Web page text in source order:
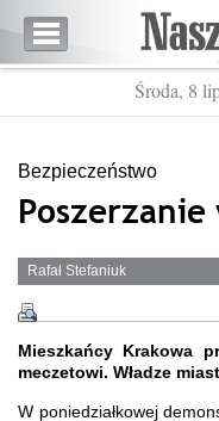
Środa, 8
Bezpieczeństwo
Poszerzanie
Rafał Stefaniuk
Mieszkańcy Krakowa
meczetowi. Władze
W poniedziałkowej